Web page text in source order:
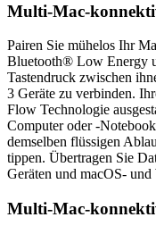
Multi-Mac-
Pairen Sie mühelos Ihr
Bluetooth® Low Energy
Tastendruck zwischen
3 Geräte zu verbinden.
Flow Technologie
Computer oder -
demselben flüssigen
tippen. Übertragen Sie
Geräten und macOS-
Multi-Mac-